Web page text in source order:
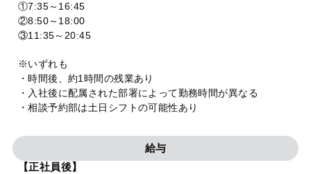
①7:35～16:45
②8:50～18:00
③11:35～20:45
※いずれも
・時間後、約1時間の残業あり
・入社後に配属された部署によって勤務時間が異なる
・相談予約部は土日シフトの可能性あり
給与
【正社員後】